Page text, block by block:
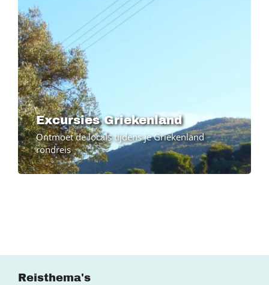
Excursies Griekenland
Ontmoet de locals tijdens je Griekenland
rondreis
Reisthema's